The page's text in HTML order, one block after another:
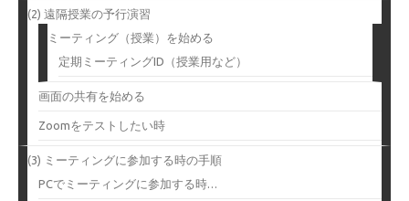
(2) 遠隔授業の予行演習
ミーティング（授業）を始める
定期ミーティングID（授業用など）
画面の共有を始める
Zoomをテストしたい時
(3) ミーティングに参加する時の手順
PCでミーティングに参加する時…